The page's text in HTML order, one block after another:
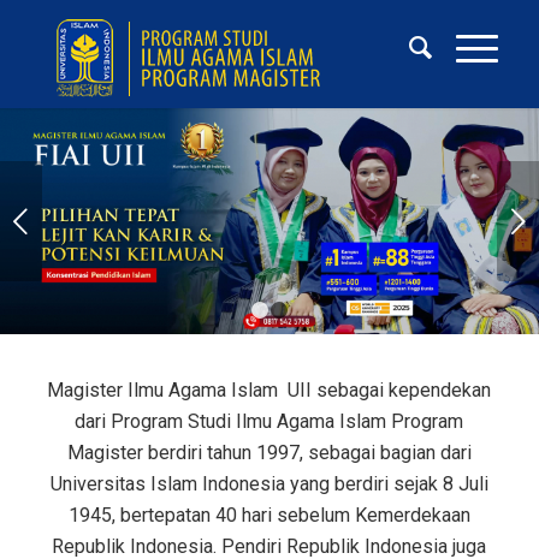
Next
1 2
Magister Ilmu Agama Islam UII sebagai kependekan
dari Program Studi Ilmu Agama Islam Program
Magister berdiri tahun 1997, sebagai bagian dari
Universitas Islam Indonesia yang berdiri sejak 8 Juli
1945, bertepatan 40 hari sebelum Kemerdekaan
Republik Indonesia. Pendiri Republik Indonesia juga